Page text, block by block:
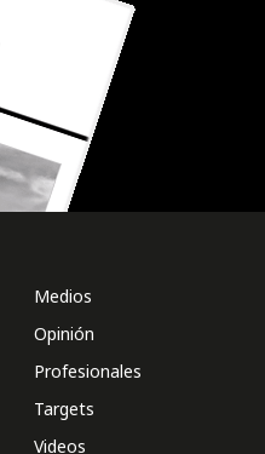
Medios
Opinión
Profesionales
Targets
Videos